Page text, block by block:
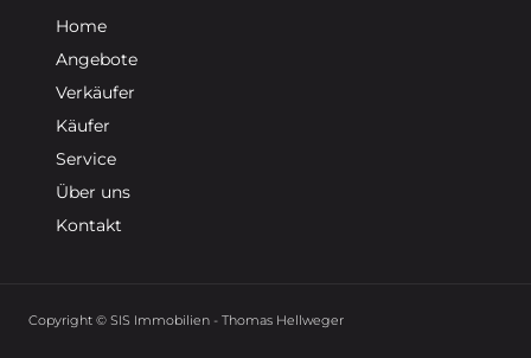
Home
Angebote
Verkäufer
Käufer
Service
Über uns
Kontakt
Copyright © SIS Immobilien - Thomas Hellweger